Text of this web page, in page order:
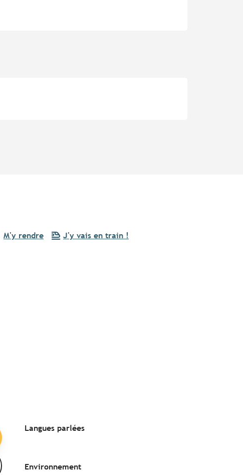
M'y rendre J'y vais en train !
Langues parlées
Langues parlées
Environnement
Environnement